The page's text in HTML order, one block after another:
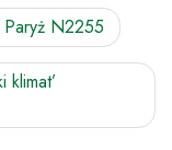
Paryż N2255